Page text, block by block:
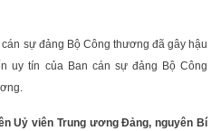
sự đảng Bộ Công thương đã gây hậu
uy tín của Ban cán sự đảng Bộ Công
Uỷ viên Trung ương Đảng, nguyên Bí